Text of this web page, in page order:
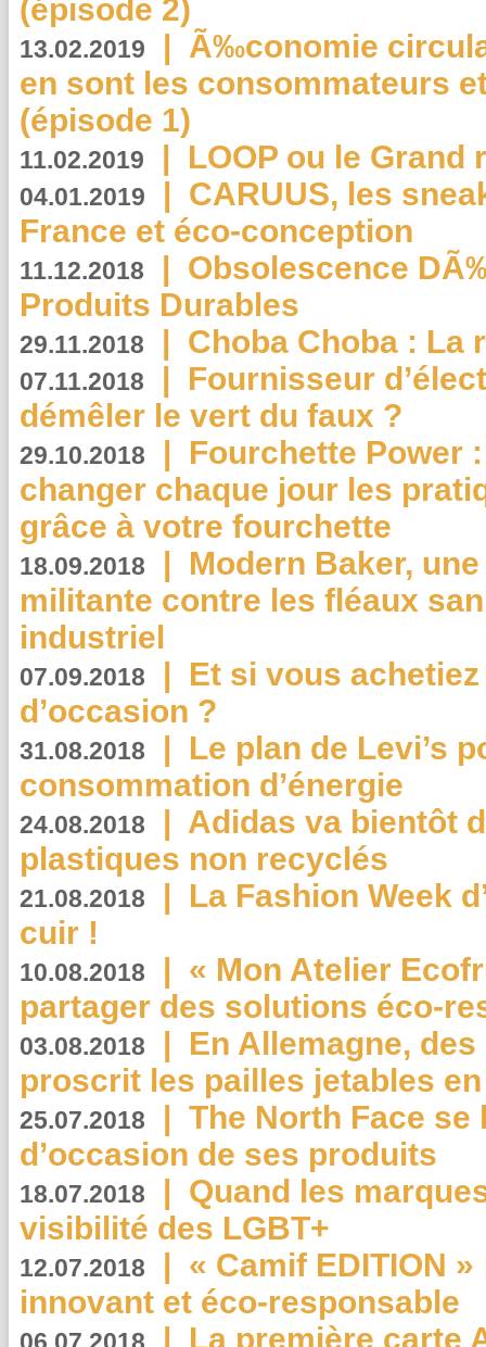
(épisode 2)
13.02.2019 | Ã‰conomie
en sont les consommateurs
(épisode 1)
11.02.2019 | LOOP ou le Grand
04.01.2019 | CARUUS, les
France et éco-conception
11.12.2018 | Obsolescence
Produits Durables
29.11.2018 | Choba Choba : La
07.11.2018 | Fournisseur
démêler le vert du faux ?
29.10.2018 | Fourchette Power
changer chaque jour les
grâce à votre fourchette
18.09.2018 | Modern Baker,
militante contre les fléaux
industriel
07.09.2018 | Et si vous
d’occasion ?
31.08.2018 | Le plan de Levi’s
consommation d’énergie
24.08.2018 | Adidas va bientôt
plastiques non recyclés
21.08.2018 | La Fashion Week
cuir !
10.08.2018 | « Mon Atelier
partager des solutions éco-
03.08.2018 | En Allemagne,
proscrit les pailles jetables
25.07.2018 | The North Face se
d’occasion de ses produits
18.07.2018 | Quand les
visibilité des LGBT+
12.07.2018 | « Camif EDITION
innovant et éco-responsable
| La première carte